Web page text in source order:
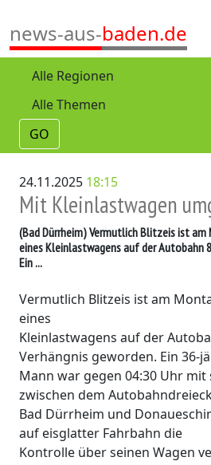
news-aus-baden.de
GO
24.11.2025 18:15
Mit Kleinlastwagen
(Bad Dürrheim)Vermutlich Blitzeis ist am
eines Kleinlastwagens auf der Autobahn
Ein ...
Vermutlich Blitzeis ist am
eines
Kleinlastwagens auf der
Verhängnis geworden. Ein 36-
Mann war gegen 04:30 Uhr mit
zwischen dem
Bad Dürrheim und
auf eisglatter Fahrbahn die
Kontrolle über seinen Wagen